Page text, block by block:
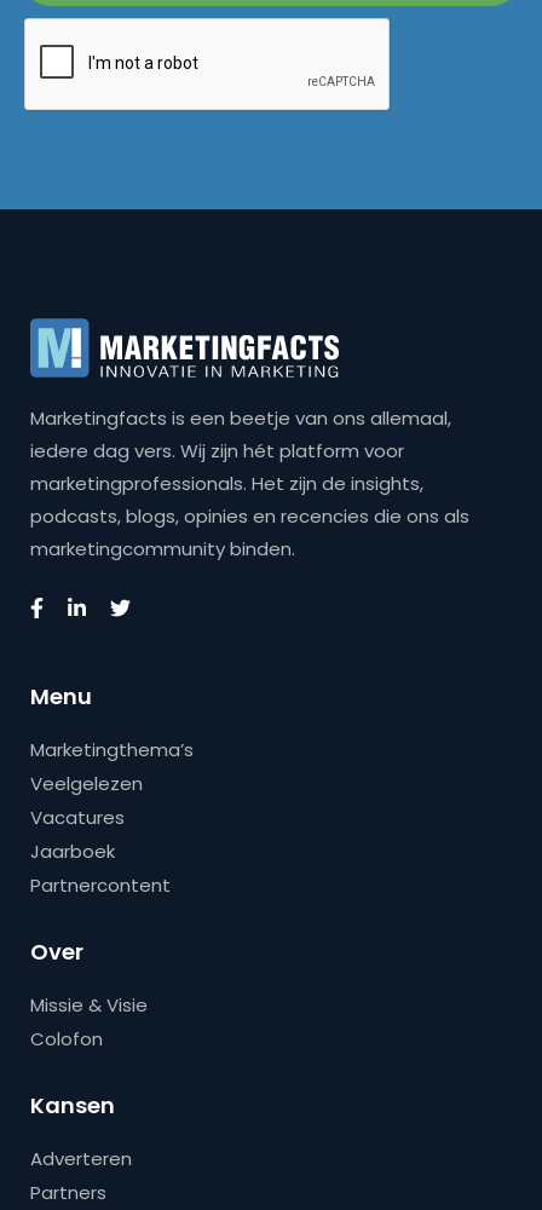
Marketingfacts is een beetje van ons allemaal,
iedere dag vers. Wij zijn hét platform voor
marketingprofessionals. Het zijn de insights,
podcasts, blogs, opinies en recencies die ons als
marketingcommunity binden.
Menu
Marketingthema’s
Veelgelezen
Vacatures
Jaarboek
Partnercontent
Over
Missie & Visie
Colofon
Kansen
Adverteren
Partners